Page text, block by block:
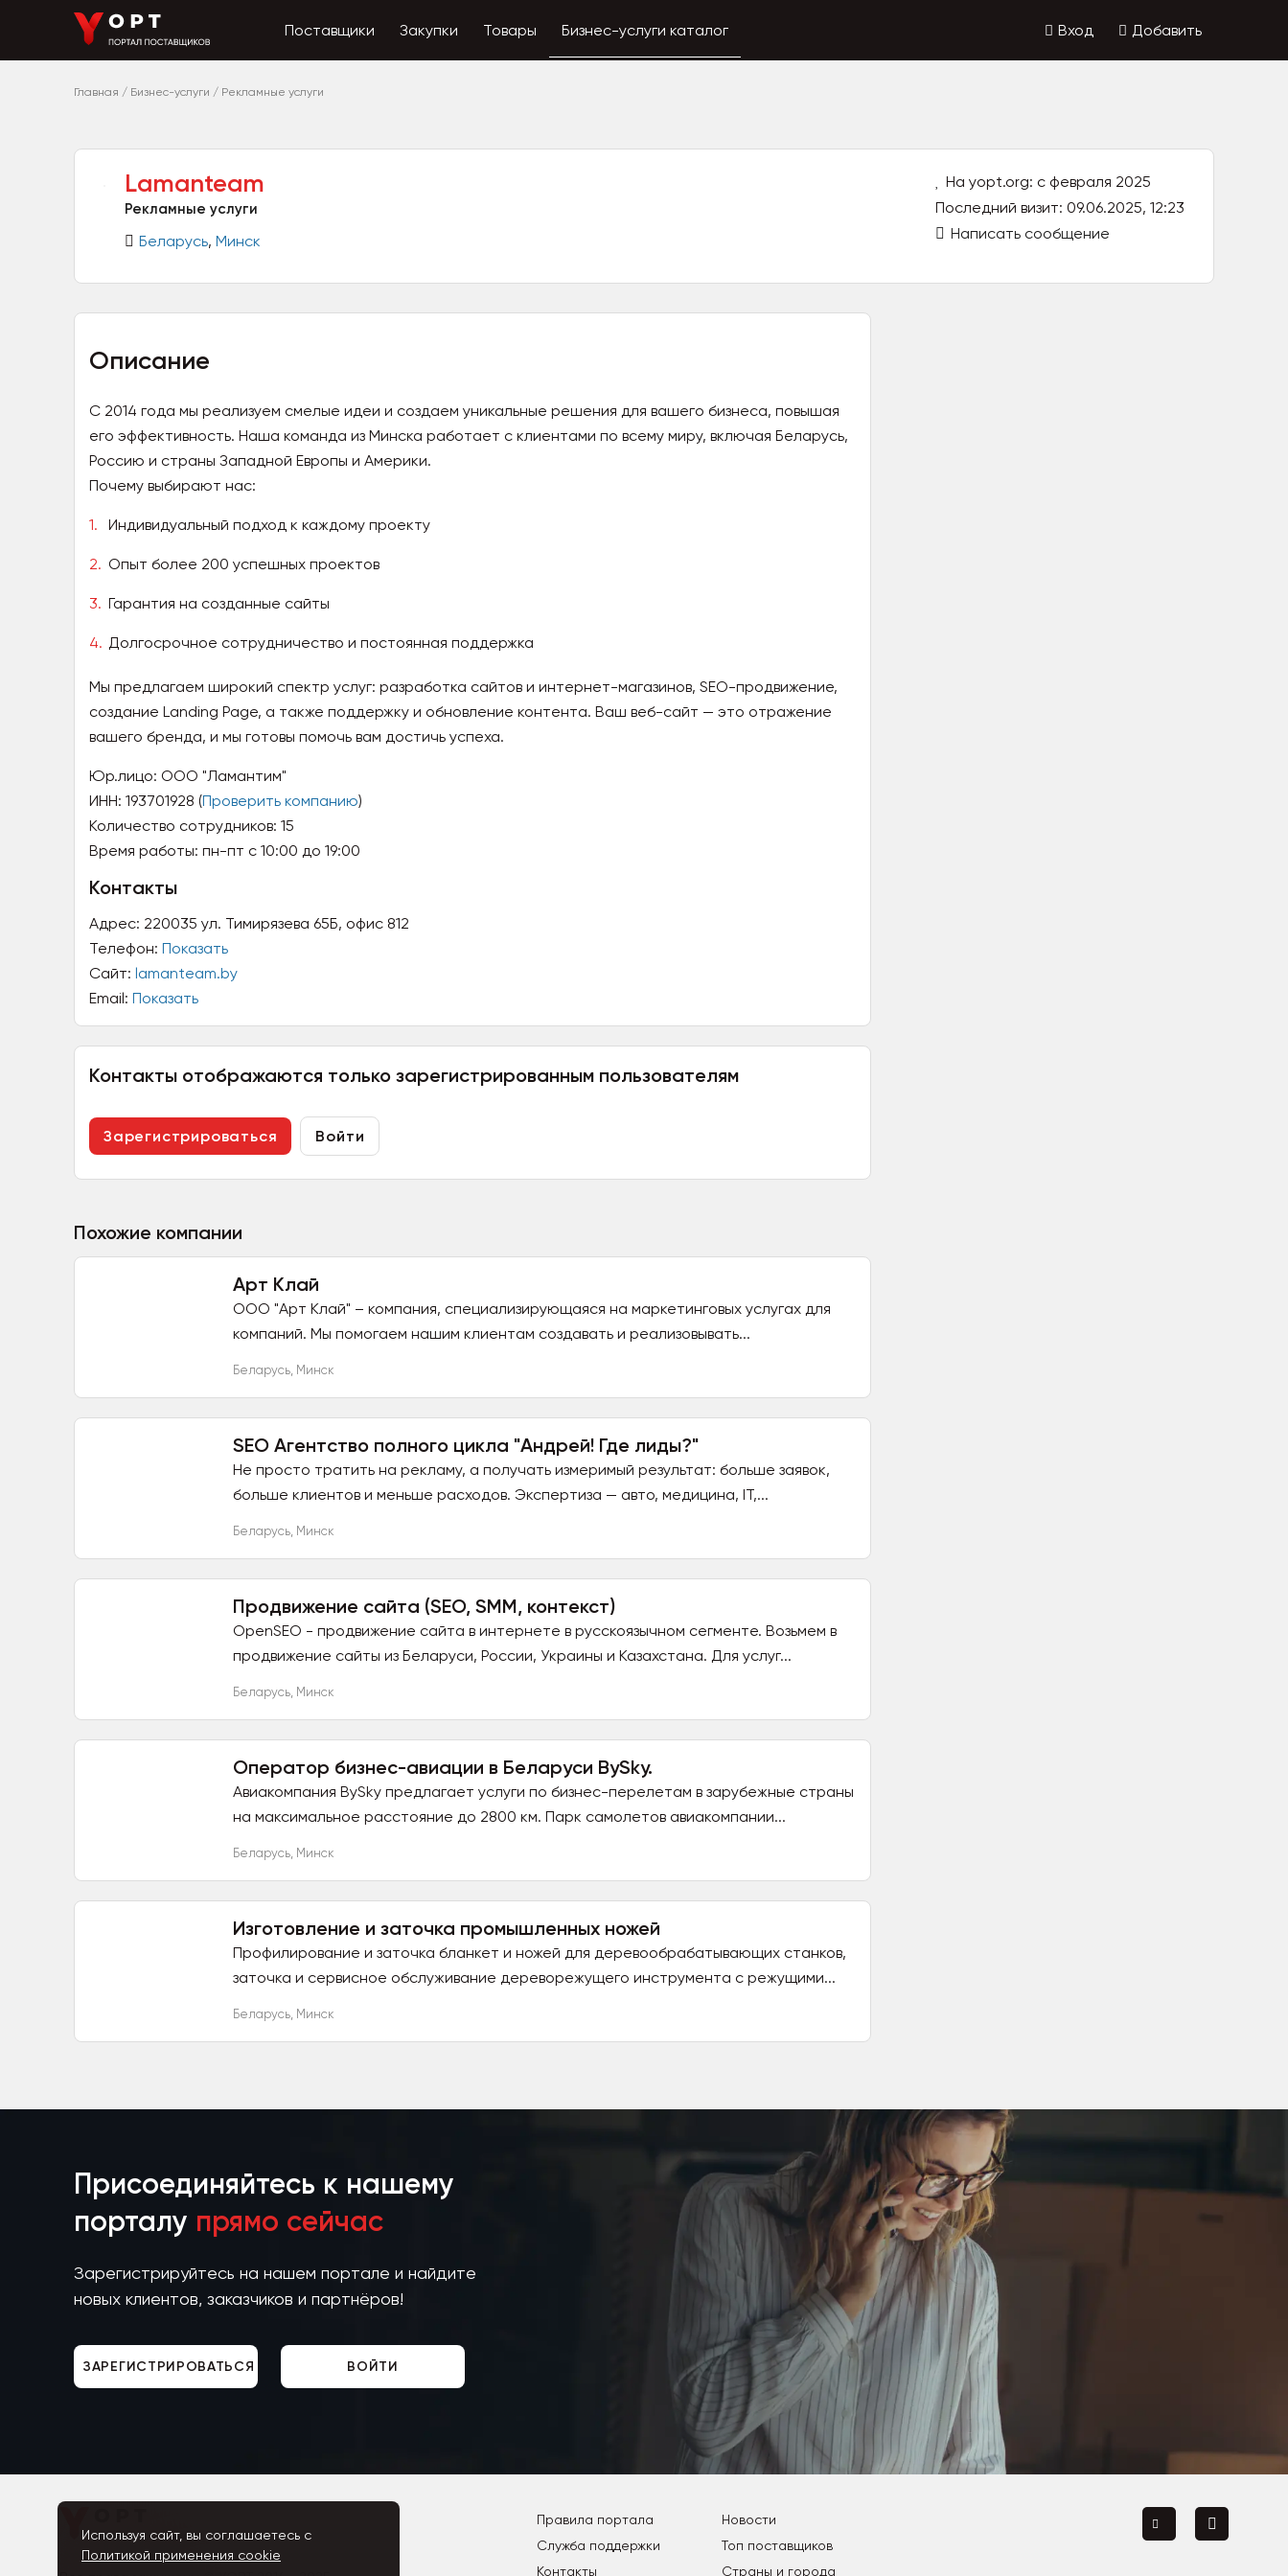
Поставщики Закупки Товары Бизнес-услуги каталог Вход Добавить
Главная / Бизнес-услуги / Рекламные услуги
Lamanteam
Рекламные услуги
Беларусь, Минск
На yopt.org: с февраля 2025
Последний визит: 09.06.2025, 12:23
Написать сообщение
Описание
С 2014 года мы реализуем смелые идеи и создаем уникальные решения для вашего бизнеса, повышая
его эффективность. Наша команда из Минска работает с клиентами по всему миру, включая Беларусь,
Россию и страны Западной Европы и Америки.
Почему выбирают нас:
Индивидуальный подход к каждому проекту
Опыт более 200 успешных проектов
Гарантия на созданные сайты
Долгосрочное сотрудничество и постоянная поддержка
Мы предлагаем широкий спектр услуг: разработка сайтов и интернет-магазинов, SEO-продвижение,
создание Landing Page, а также поддержку и обновление контента. Ваш веб-сайт — это отражение
вашего бренда, и мы готовы помочь вам достичь успеха.
Юр.лицо: ООО "Ламантим"
ИНН: 193701928 (Проверить компанию)
Количество сотрудников: 15
Время работы: пн-пт с 10:00 до 19:00
Контакты
Адрес: 220035 ул. Тимирязева 65Б, офис 812
Телефон: Показать
Сайт: lamanteam.by
Email: Показать
Контакты отображаются только зарегистрированным пользователям
Зарегистрироваться Войти
Похожие компании
Арт Клай
ООО "Арт Клай" – компания, специализирующаяся на маркетинговых услугах для
компаний. Мы помогаем нашим клиентам создавать и реализовывать...
Беларусь, Минск
SEO Агентство полного цикла "Андрей! Где лиды?"
Не просто тратить на рекламу, а получать измеримый результат: больше заявок,
больше клиентов и меньше расходов. Экспертиза — авто, медицина, IT,...
Беларусь, Минск
Продвижение сайта (SEO, SMM, контекст)
OpenSEO - продвижение сайта в интернете в русскоязычном сегменте. Возьмем в
продвижение сайты из Беларуси, России, Украины и Казахстана. Для услуг...
Беларусь, Минск
Оператор бизнес-авиации в Беларуси BySky.
Авиакомпания BySky предлагает услуги по бизнес-перелетам в зарубежные страны
на максимальное расстояние до 2800 км. Парк самолетов авиакомпании...
Беларусь, Минск
Изготовление и заточка промышленных ножей
Профилирование и заточка бланкет и ножей для деревообрабатывающих станков,
заточка и сервисное обслуживание дереворежущего инструмента с режущими...
Беларусь, Минск
Присоединяйтесь к нашему
порталу прямо сейчас
Зарегистрируйтесь на нашем портале и найдите
новых клиентов, заказчиков и партнёров!
ЗАРЕГИСТРИРОВАТЬСЯ ВОЙТИ
Правила портала
Служба поддержки
Контакты
Новости
Топ поставщиков
Страны и города
Используя сайт, вы соглашаетесь с
Политикой применения cookie